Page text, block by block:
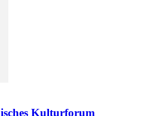
Kulturforum